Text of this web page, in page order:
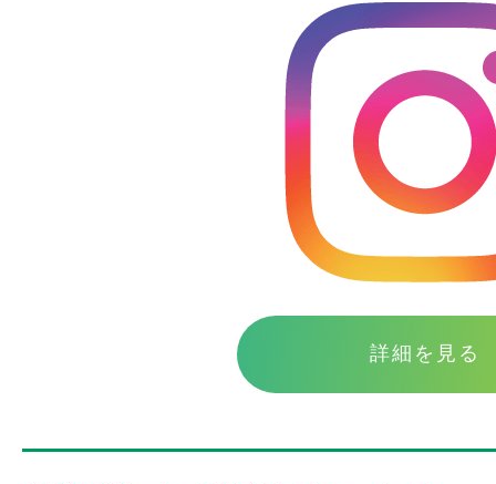
プライバシーポリシー
詳細を見る